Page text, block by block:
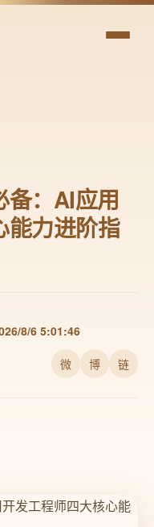
备：AI应用
能力进阶指
8/6 5:01:46
微 博 链